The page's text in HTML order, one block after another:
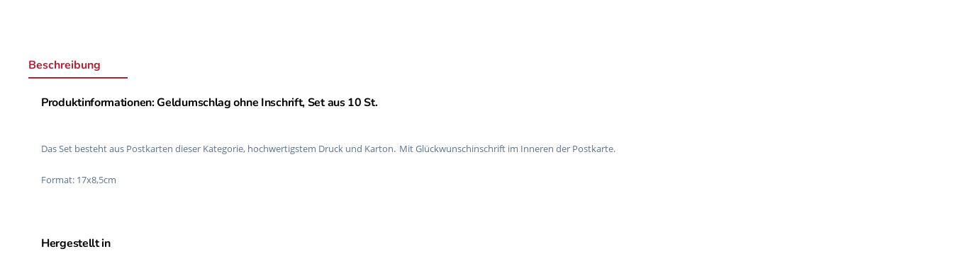
Beschreibung
Produktinformationen: Geldumschlag оhne Inschrift, Set aus 10 St.
Das Set besteht aus Postkarten dieser Kategorie, hochwertigstem Druck und Karton. Mit Glückwunschinschrift im Inneren der Postkarte.
Format: 17x8,5cm
Hergestellt in